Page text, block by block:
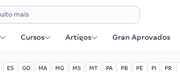
Cursos Artigos Gran Aprovados
ES GO MA MG MS MT PA PB PE PI PR